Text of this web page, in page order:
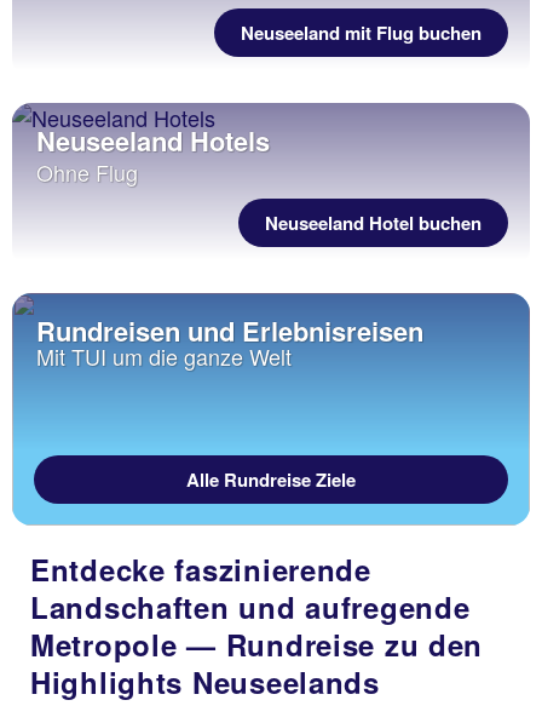
Neuseeland mit Flug buchen
Neuseeland Hotels
Ohne Flug
Neuseeland Hotel buchen
Rundreisen und Erlebnisreisen
Mit TUI um die ganze Welt
Alle Rundreise Ziele
Entdecke faszinierende
Landschaften und aufregende
Metropole — Rundreise zu den
Highlights Neuseelands